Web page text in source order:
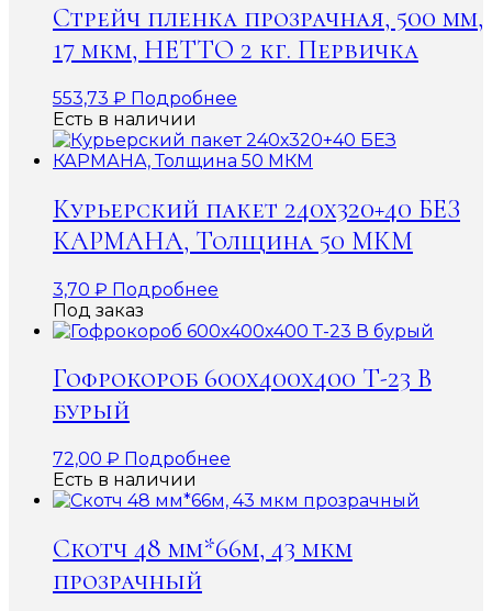
Стрейч пленка прозрачная, 500 мм,
17 мкм, НЕТТО 2 кг. Первичка
553,73 ₽ Подробнее
Есть в наличии
Курьерский пакет 240х320+40 БЕЗ
КАРМАНА, Толщина 50 МКМ
3,70 ₽ Подробнее
Под заказ
Гофрокороб 600x400x400 Т-23 В
бурый
72,00 ₽ Подробнее
Есть в наличии
Скотч 48 мм*66м, 43 мкм
прозрачный